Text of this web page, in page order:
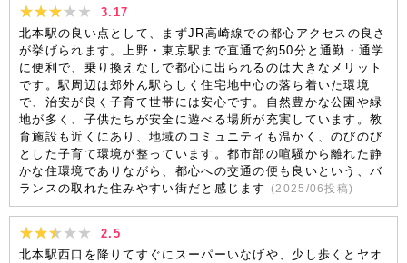
3.17
北本駅の良い点として、まずJR高崎線での都心アクセスの良さ
が挙げられます。上野・東京駅まで直通で約50分と通勤・通学
に便利で、乗り換えなしで都心に出られるのは大きなメリット
です。駅周辺は郊外ん駅らしく住宅地中心の落ち着いた環境
で、治安が良く子育て世帯には安心です。自然豊かな公園や緑
地が多く、子供たちが安全に遊べる場所が充実しています。教
育施設も近くにあり、地域のコミュニティも温かく、のびのび
とした子育て環境が整っています。都市部の喧騒から離れた静
かな住環境でありながら、都心への交通の便も良いという、バ
ランスの取れた住みやすい街だと感じます (2025/06投稿)
2.5
北本駅西口を降りてすぐにスーパーいなげや、少し歩くとヤオ